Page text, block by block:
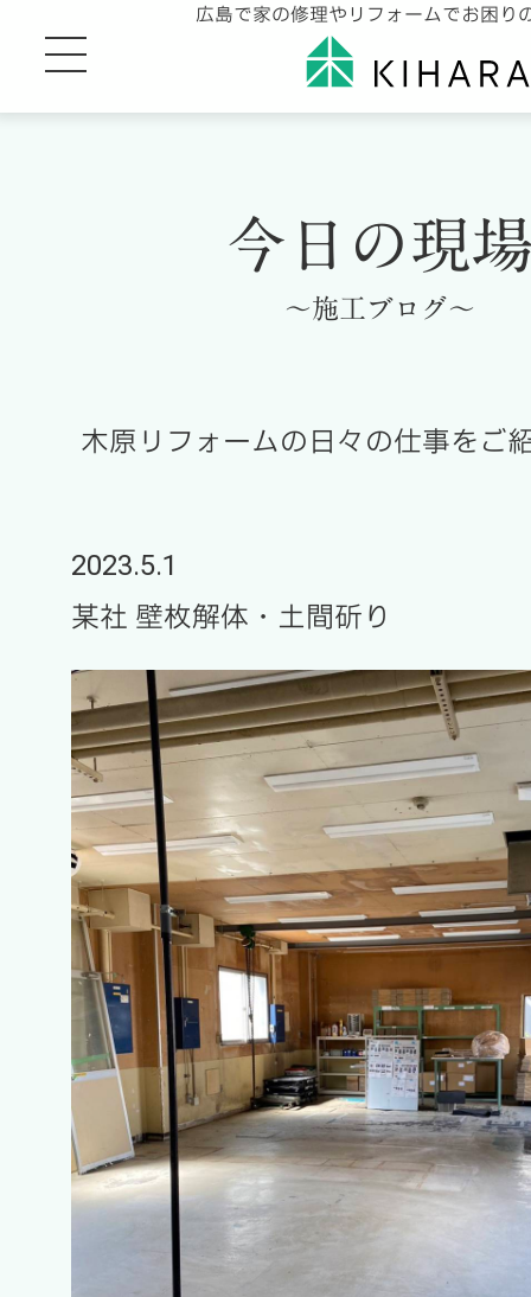
広島で家の修理やリフォームでお困り
今日の現
～施工ブログ～
木原リフォームの日々の仕事をご
2023.5.1
某社 壁枚解体・土間斫り